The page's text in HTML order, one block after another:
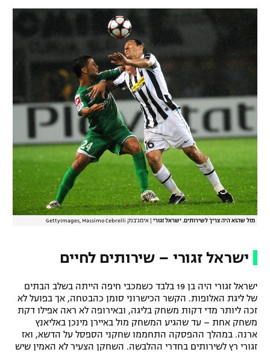
לוח דרושים – ג'ובנט
המגזין
מזל שהוא היה צריך לשירותים. ישראל זגורי אימג'בנק GettyImages, Massimo Cebrelli
ישראל זגורי – שירותים לחיים
ישראל זגורי היה בן 19 בלבד כשמכבי חיפה הייתה בשלב הבתים
של ליגת האלופות. הקשר הכישרוני סומן כהבטחה, אך בפועל לא
זכה ליותר מדי דקות משחק בליגה, ובאירופה לא ראה אפילו דקת
משחק אחת – עד שהגיע המשחק מול באיירן מינכן באליאנץ
ארנה. במהלך ההפסקה התחממו שחקני הספסל על הדשא, ואז
זגורי רץ לשירותים בחדרי ההלבשה. השחקן הצעיר לא האמין שיש